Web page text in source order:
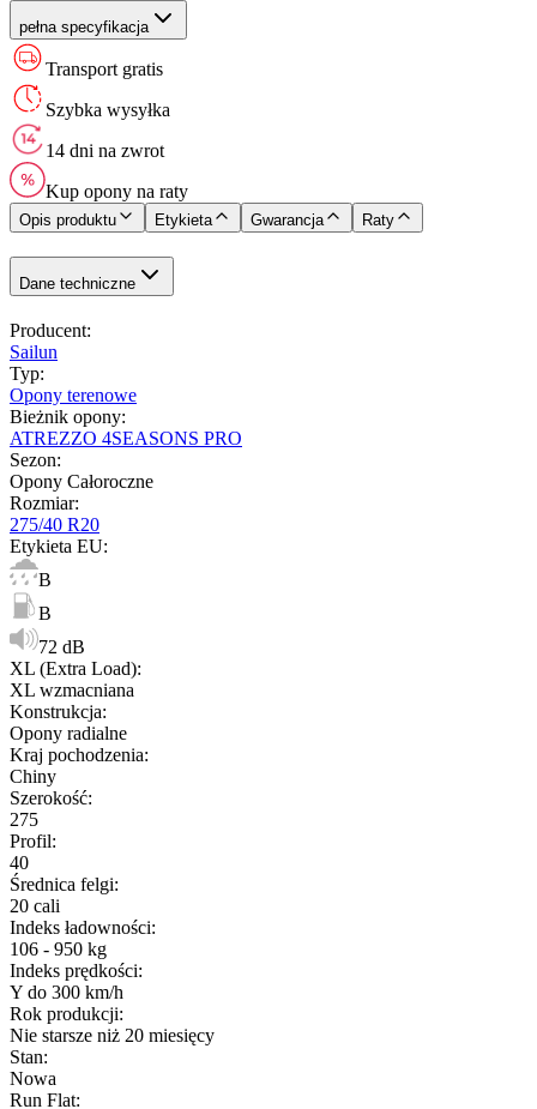
pełna specyfikacja
Transport gratis
Szybka wysyłka
14 dni na zwrot
Kup opony na raty
Opis produktu Etykieta Gwarancja Raty
Dane techniczne
Producent:
Sailun
Typ:
Opony terenowe
Bieżnik opony:
ATREZZO 4SEASONS PRO
Sezon:
Opony Całoroczne
Rozmiar:
275/40 R20
Etykieta EU:
B
B
72 dB
XL (Extra Load):
XL wzmacniana
Konstrukcja:
Opony radialne
Kraj pochodzenia:
Chiny
Szerokość:
275
Profil:
40
Średnica felgi:
20 cali
Indeks ładowności:
106 - 950 kg
Indeks prędkości:
Y do 300 km/h
Rok produkcji:
Nie starsze niż 20 miesięcy
Stan:
Nowa
Run Flat: